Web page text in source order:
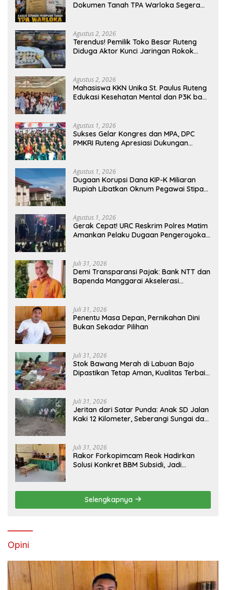
Dokumen Tanah TPA Warloka Segera
Memasuki Fase Krusial
Agustus 2, 2026
Terendus! Pemilik Toko Besar Ruteng
Diduga Aktor Kunci Jaringan Rokok
Agustus 2, 2026
Mahasiswa KKN Unika St. Paulus Ruteng
Edukasi Kesehatan Mental dan P3K bagi
Agustus 1, 2026
Sukses Gelar Kongres dan MPA, DPC
PMKRI Ruteng Apresiasi Dukungan
Agustus 1, 2026
Dugaan Korupsi Dana KIP-K Miliaran
Rupiah Libatkan Oknum Pegawai Stipas
Agustus 1, 2026
Gerak Cepat! URC Reskrim Polres Matim
Amankan Pelaku Dugaan Pengeroyokan
Juli 31, 2026
​Demi Transparansi Pajak: Bank NTT dan
Bapenda Manggarai Akselerasi
Juli 31, 2026
Penentu Masa Depan, Pernikahan Dini
Bukan Sekadar Pilihan
Juli 31, 2026
Stok Bawang Merah di Labuan Bajo
Dipastikan Tetap Aman, Kualitas Terbaik
Juli 31, 2026
Jeritan dari Satar Punda: Anak SD Jalan
Kaki 12 Kilometer, Seberangi Sungai dan
Juli 31, 2026
Rakor Forkopimcam Reok Hadirkan
Solusi Konkret BBM Subsidi, Jadi
Selengkapnya
Opini